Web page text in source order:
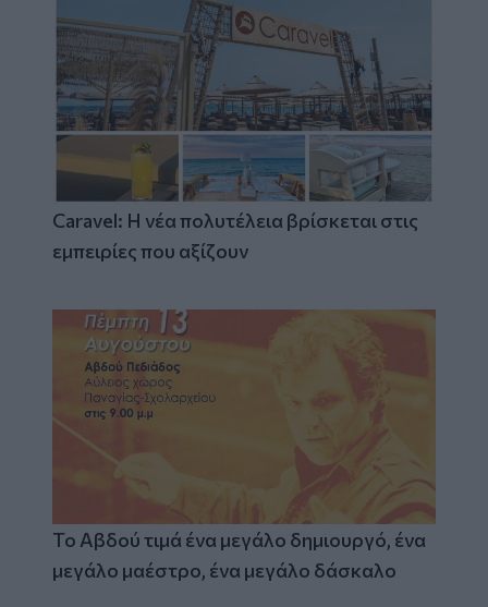
Caravel: Η νέα πολυτέλεια βρίσκεται στις
εμπειρίες που αξίζουν
Το Αβδού τιμά ένα μεγάλο δημιουργό, ένα
μεγάλο μαέστρο, ένα μεγάλο δάσκαλο